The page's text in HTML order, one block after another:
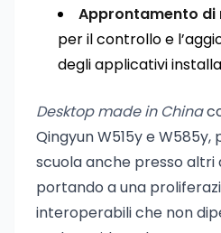
Approntamento
per il controllo e
degli applicativi
Desktop made in China
Qingyun W515y e
scuola anche presso altri
portando a una
interoperabili che non